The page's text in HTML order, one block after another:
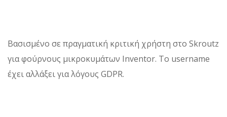
Βασισμένο σε πραγματική κριτική χρήστη στο Skroutz
για φούρνους μικροκυμάτων Inventor. Το username
έχει αλλάξει για λόγους GDPR.